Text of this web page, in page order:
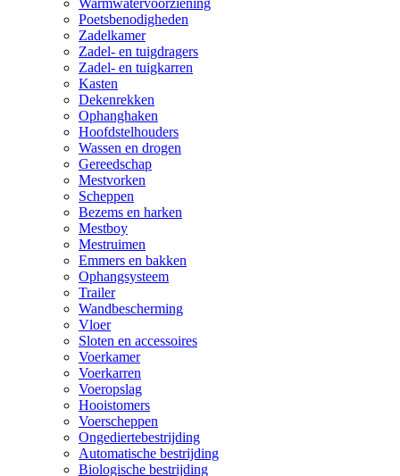
Warmwatervoorziening
Poetsbenodigheden
Zadelkamer
Zadel- en tuigdragers
Zadel- en tuigkarren
Kasten
Dekenrekken
Ophanghaken
Hoofdstelhouders
Wassen en drogen
Gereedschap
Mestvorken
Scheppen
Bezems en harken
Mestboy
Mestruimen
Emmers en bakken
Ophangsysteem
Trailer
Wandbescherming
Vloer
Sloten en accessoires
Voerkamer
Voerkarren
Voeropslag
Hooistomers
Voerscheppen
Ongediertebestrijding
Automatische bestrijding
Biologische bestrijding